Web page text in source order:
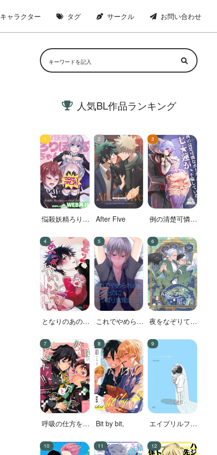
キャラクター タグ サークル お問い合わせ
人気BL作品ランキング
悩殺妖精ろりぽ
After Five
例の清楚可憐な
蓮が、不倫して
いる。
となりのあのこ
これでやめられ
やっぱり無理だ
った
夜をなぞりて星
呼吸の仕方を間
Bit by bit,
エイプリルフー